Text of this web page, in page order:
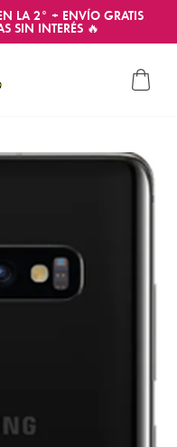
LA 2° + ENVÍO GRATIS
SIN INTERÉS 🔥